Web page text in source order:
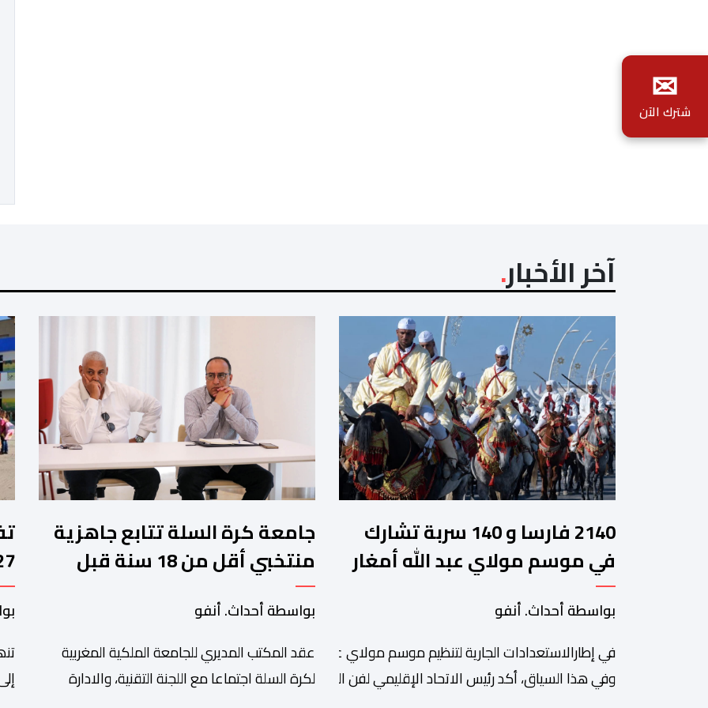
آخر الأخبار
2140 فارسا و 140 سربة تشارك
في موسم مولاي عبد الله أمغار
بواسطة أحداث. أنفو
في إطارالاستعدادات الجارية لتنظيم موسم مولاي عبد الله أمغار،تواصلت عملية إحصاء السربات المشاركة في
وفي هذا السياق، أكد رئيس الاتحاد الإقليمي لفن التبوريدة،
جامعة كرة السلة تتابع جاهزية
منتخبي أقل من 18 سنة قبل
كأس إفريقيا
بواسطة أحداث. أنفو
عقد المكتب المديري للجامعة الملكية المغربية
لكرة السلة اجتماعا مع اللجنة التقنية، والادارة
✉
شترك الآن